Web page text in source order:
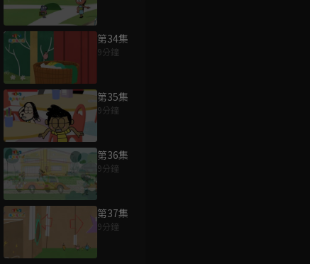
第34集
9分鐘
第35集
9分鐘
第36集
9分鐘
第37集
9分鐘